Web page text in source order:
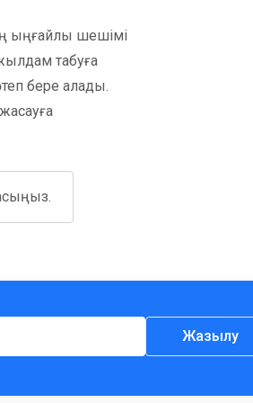
ыңғайлы шешімі
табуға
бере алады.
Жазылу